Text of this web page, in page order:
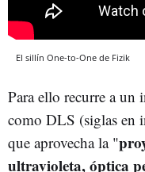
El sillín One-to-One de Fizik
Para ello recurre a un
como DLS (siglas en
que aprovecha la "
ultravioleta, óptica